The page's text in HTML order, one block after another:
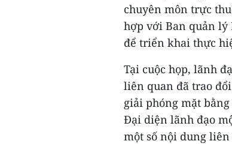
chuyên môn trực
hợp với Ban quản lý
để triển khai thực
Tại cuộc họp, lãnh
liên quan đã trao
giải phóng mặt
Đại diện lãnh đạo
một số nội dung